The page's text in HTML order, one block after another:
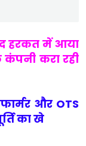
हरकत में आया
कंपनी करा रही
और OTS
का खे